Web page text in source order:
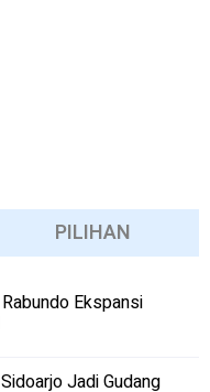
PILIHAN
Ekspansi
Jadi Gudang